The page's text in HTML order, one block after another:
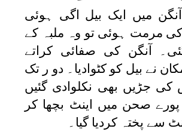
میں ایک بیل اگی ہوئی
مرمت ہوئی تو وہ ملبہ کے
آنگن کی صفائی کراتے
نے بیل کو کٹوادیا۔ دو ر تک
کی جڑیں بھی نکلوادی گئیں
صحن میں اینٹ بچھا کر
سے پختہ کردیا گیا۔